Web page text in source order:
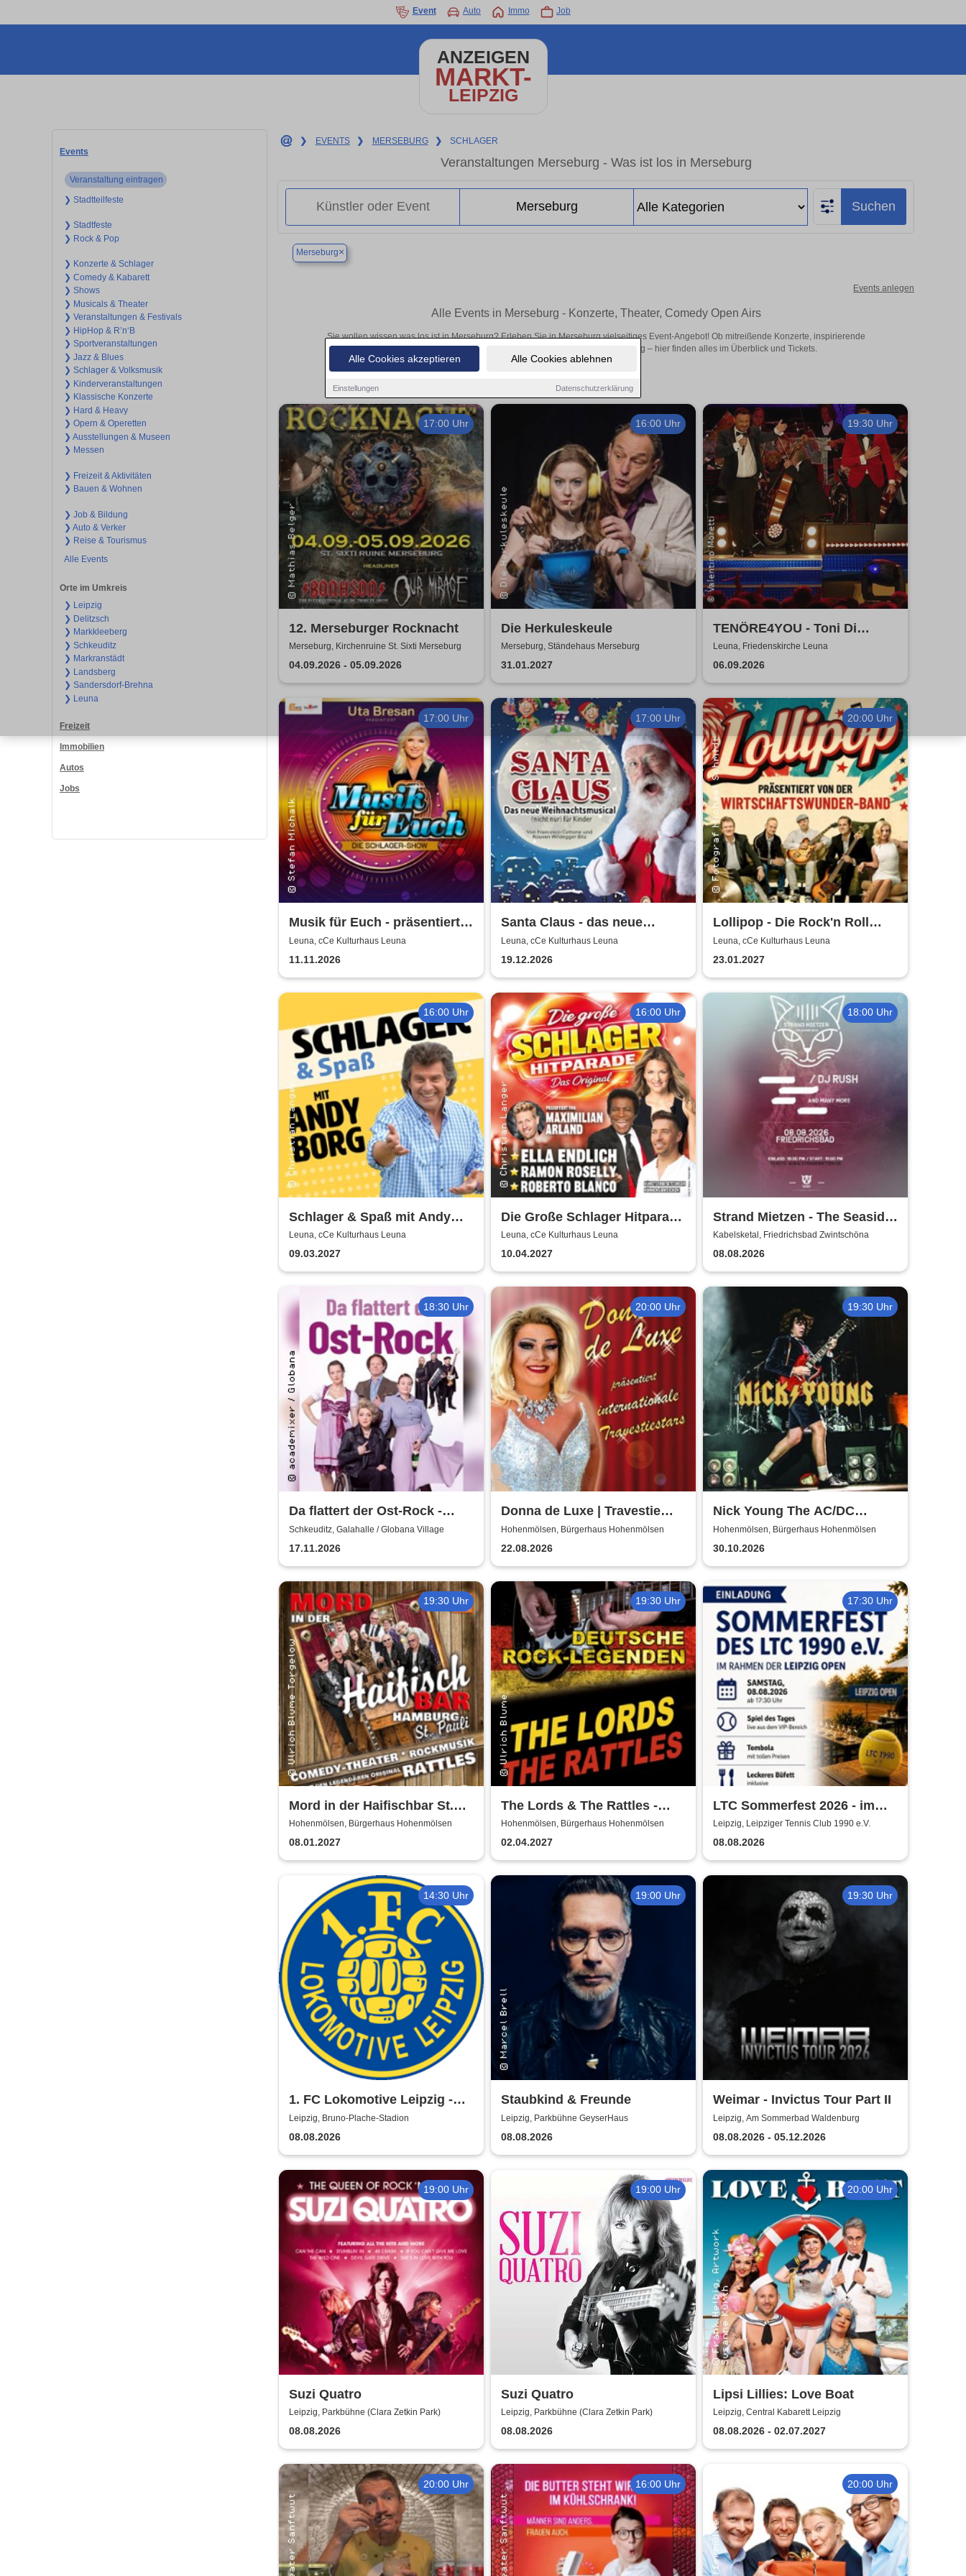
Alle Cookies akzeptieren Alle Cookies ablehnen
Einstellungen Datenschutzerklärung
Event Auto Immo Job
ANZEIGEN
MARKT-
LEIPZIG
Events
Veranstaltung eintragen
❯ Stadtteilfeste
❯ Stadtfeste
❯ Rock & Pop
❯ Konzerte & Schlager
❯ Comedy & Kabarett
❯ Shows
❯ Musicals & Theater
❯ Veranstaltungen & Festivals
❯ HipHop & R’n‘B
❯ Sportveranstaltungen
❯ Jazz & Blues
❯ Schlager & Volksmusik
❯ Kinderveranstaltungen
❯ Klassische Konzerte
❯ Hard & Heavy
❯ Opern & Operetten
❯ Ausstellungen & Museen
❯ Messen
❯ Freizeit & Aktivitäten
❯ Bauen & Wohnen
❯ Job & Bildung
❯ Auto & Verker
❯ Reise & Tourismus
Alle Events
Orte im Umkreis
❯ Leipzig
❯ Delitzsch
❯ Markkleeberg
❯ Schkeuditz
❯ Markranstädt
❯ Landsberg
❯ Sandersdorf-Brehna
❯ Leuna
Freizeit
Immobilien
Autos
Jobs
❯ EVENTS ❯ MERSEBURG ❯ SCHLAGER
Veranstaltungen Merseburg - Was ist los in Merseburg
Suchen
Merseburg×
Events anlegen
Alle Events in Merseburg - Konzerte, Theater, Comedy Open Airs
Sie wollen wissen was los ist in Merseburg? Erleben Sie in Merseburg vielseitiges Event-Angebot! Ob mitreißende Konzerte, inspirierende
Theateraufführungen oder aufregende Veranstaltungen in Merseburg – hier finden alles im Überblick und Tickets.
17:00 Uhr
12. Merseburger Rocknacht
Merseburg, Kirchenruine St. Sixti Merseburg
04.09.2026 - 05.09.2026
16:00 Uhr
Die Herkuleskeule
Merseburg, Ständehaus Merseburg
31.01.2027
19:30 Uhr
TENÖRE4YOU - Toni Di
Napoli & Pietro Pato
Leuna, Friedenskirche Leuna
06.09.2026
17:00 Uhr
Musik für Euch - präsentiert
von Uta Bresan
Leuna, cCe Kulturhaus Leuna
11.11.2026
17:00 Uhr
Santa Claus - das neue
Weihnachtsmusical (nicht
nur) für Kinder
Leuna, cCe Kulturhaus Leuna
19.12.2026
20:00 Uhr
Lollipop - Die Rock'n Roll
Show - präsentiert von der
Wirtschaftswunder-Band
Leuna, cCe Kulturhaus Leuna
23.01.2027
16:00 Uhr
Schlager & Spaß mit Andy
Borg und Gästen
Leuna, cCe Kulturhaus Leuna
09.03.2027
16:00 Uhr
Die Große Schlager Hitparade
- Das Original - 2027
Leuna, cCe Kulturhaus Leuna
10.04.2027
18:00 Uhr
Strand Mietzen - The Seaside
Rave
Kabelsketal, Friedrichsbad Zwintschöna
08.08.2026
18:30 Uhr
Da flattert der Ost-Rock -
H.Blank, A. Geißler, R.
Köbernick
Schkeuditz, Galahalle / Globana Village
17.11.2026
20:00 Uhr
Donna de Luxe | Travestie
Show
Hohenmölsen, Bürgerhaus Hohenmölsen
22.08.2026
19:30 Uhr
Nick Young The AC/DC
Master-Band
Hohenmölsen, Bürgerhaus Hohenmölsen
30.10.2026
19:30 Uhr
Mord in der Haifischbar St.
Pauli - Theater IK's & The
Rattles - Theater & Musik
Hohenmölsen, Bürgerhaus Hohenmölsen
08.01.2027
19:30 Uhr
The Lords & The Rattles -
Deutsche Rocklegenden
Hohenmölsen, Bürgerhaus Hohenmölsen
02.04.2027
17:30 Uhr
LTC Sommerfest 2026 - im
Rahmen der Leipzig Open
Leipzig, Leipziger Tennis Club 1990 e.V.
08.08.2026
14:30 Uhr
1. FC Lokomotive Leipzig -
Regionalliga Nordost
2026/2027
Leipzig, Bruno-Plache-Stadion
08.08.2026
19:00 Uhr
Staubkind & Freunde
Leipzig, Parkbühne GeyserHaus
08.08.2026
19:30 Uhr
Weimar - Invictus Tour Part II
Leipzig, Am Sommerbad Waldenburg
08.08.2026 - 05.12.2026
19:00 Uhr
Suzi Quatro
Leipzig, Parkbühne (Clara Zetkin Park)
08.08.2026
19:00 Uhr
Suzi Quatro
Leipzig, Parkbühne (Clara Zetkin Park)
08.08.2026
20:00 Uhr
Lipsi Lillies: Love Boat
Leipzig, Central Kabarett Leipzig
08.08.2026 - 02.07.2027
20:00 Uhr 16:00 Uhr 20:00 Uhr